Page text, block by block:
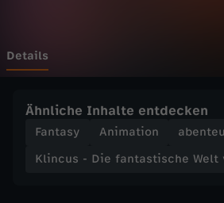
a
t
Details
Ähnliche Inhalte entdecken
Fantasy Animation
Klincus - Die fantastische Welt